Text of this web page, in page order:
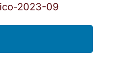
2023-09